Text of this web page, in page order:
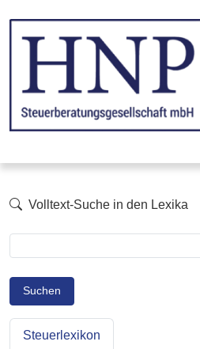
Volltext-Suche in den Lexika
Suchen
Steuerlexikon